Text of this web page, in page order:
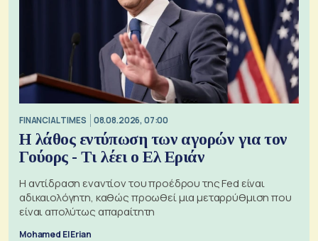
FINANCIAL TIMES 08.08.2026, 07:00
Η λάθος εντύπωση των αγορών για τον
Γούορς - Τι λέει ο Ελ Εριάν
Η αντίδραση εναντίον του προέδρου της Fed είναι
αδικαιολόγητη, καθώς προωθεί μια μεταρρύθμιση που
είναι απολύτως απαραίτητη
Mohamed El Erian